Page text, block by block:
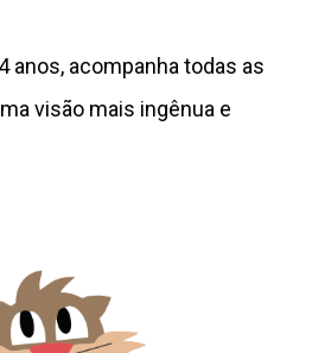
anos, acompanha todas as
visão mais ingênua e